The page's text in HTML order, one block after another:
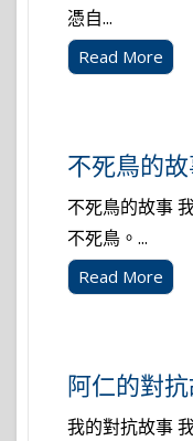
憑自...
Read More
不死鳥的
不死鳥的故事
不死鳥。...
Read More
阿仁的對
我的對抗故事